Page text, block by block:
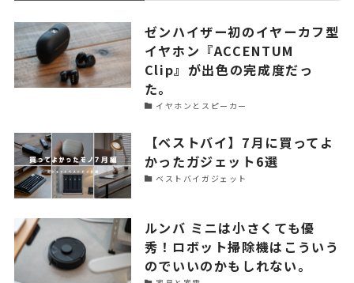
ゼンハイザー初のイヤーカフ型
イヤホン『ACCENTUM
Clip』が出色の完成度だっ
た。
イヤホンとスピーカー
【ベストバイ】7月に買ってよ
かったガジェット6選
ベストバイガジェット
ルンバ ミニは小さくても優
秀！ロボット掃除機はこういう
のでいいのかもしれない。